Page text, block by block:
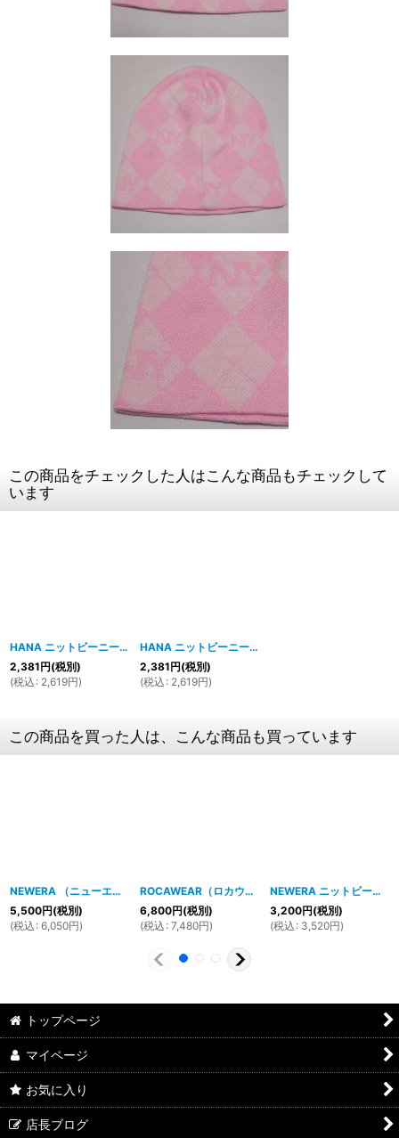
この商品をチェックした人はこんな商品もチェックして
います
HANA ニットビーニー（ニット帽）（ホワイト-ライン）
2,381円(税別)
(税込 : 2,619円)
HANA ニットビーニー（ニット帽）（ブラック-ライン）
2,381円(税別)
(税込 : 2,619円)
この商品を買った人は、こんな商品も買っています
NEWERA （ニューエラ）59FIFTY NYヤンキース (ブラックXホワイト)11308564
5,500円(税別)
(税込 : 6,050円)
ROCAWEAR（ロカウェア）STAR & LOGO Tシャツ(ピンク)
6,800円(税別)
(税込 : 7,480円)
NEWERA ニットビーニー BUNGLER（ブラウンＸグレーXアーミー）
3,200円(税別)
(税込 : 3,520円)
トップページ
マイページ
お気に入り
店長ブログ